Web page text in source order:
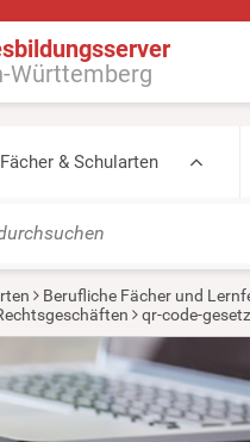
Württemberg
Fächer & Schularten
Berufliche Fächer und
qr-code-